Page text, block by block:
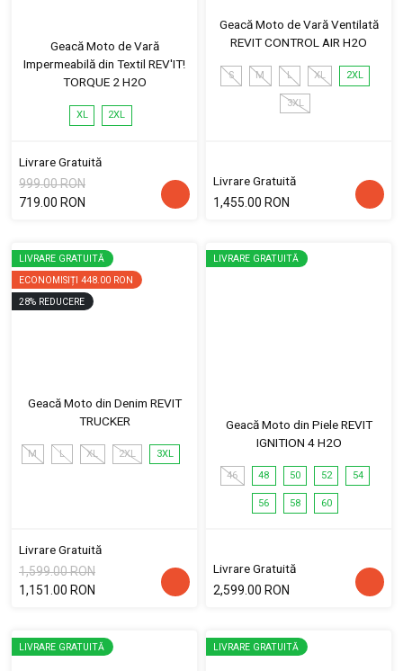
Geacă Moto de Vară
Impermeabilă din Textil REV'IT!
TORQUE 2 H2O
XL 2XL
Livrare Gratuită
999.00 RON
719.00 RON
Geacă Moto de Vară Ventilată
REVIT CONTROL AIR H2O
S M L XL 2XL
3XL
Livrare Gratuită
1,455.00 RON
LIVRARE GRATUITĂ
ECONOMISIȚI 448.00 RON
28% REDUCERE
Geacă Moto din Denim REVIT
TRUCKER
M L XL 2XL 3XL
Livrare Gratuită
1,599.00 RON
1,151.00 RON
LIVRARE GRATUITĂ
Geacă Moto din Piele REVIT
IGNITION 4 H2O
46 48 50 52 54
56 58 60
Livrare Gratuită
2,599.00 RON
LIVRARE GRATUITĂ LIVRARE GRATUITĂ